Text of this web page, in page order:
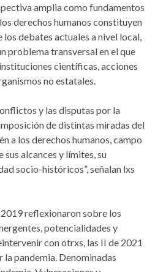
amplia como fundamentos
derechos humanos constituyen
los debates actuales a nivel local,
problema transversal en el que
científicas, acciones
no estatales.
y las disputas por la
de distintas miradas del
a los derechos humanos, campo
sus alcances y límites, su
socio-históricos”, señalan lxs
reflexionaron sobre los
potencialidades y
con otrxs, las II de 2021
pandemia. Denominadas